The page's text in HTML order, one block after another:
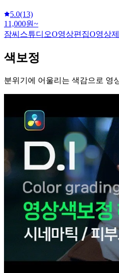
5.0(13)
11,000원~
잠씨스튜디오O영상편집O영상
색보정
분위기에 어울리는 색감으로 영